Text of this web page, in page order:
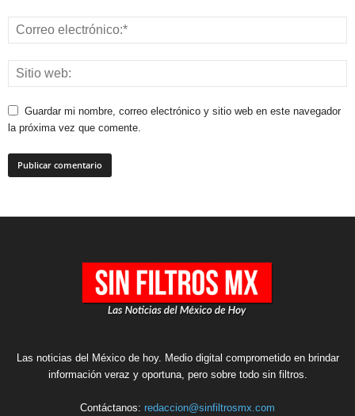
Guardar mi nombre, correo electrónico y sitio web en este navegador
la próxima vez que comente.
Las noticias del México de hoy. Medio digital comprometido en brindar
información veraz y oportuna, pero sobre todo sin filtros.
Contáctanos: redaccion@sinfiltrosmx.com